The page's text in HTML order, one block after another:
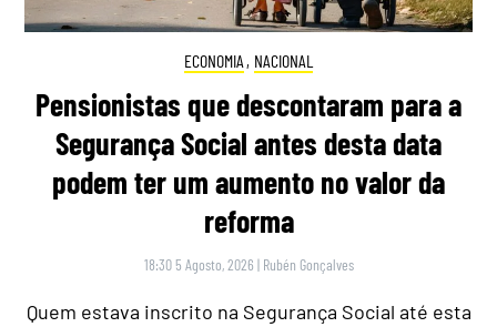
ECONOMIA , NACIONAL
Pensionistas que descontaram para a
Segurança Social antes desta data
podem ter um aumento no valor da
reforma
18:30 5 Agosto, 2026 | Rubén Gonçalves
Quem estava inscrito na Segurança Social até esta